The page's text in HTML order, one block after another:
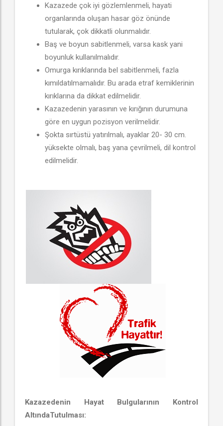
Kazazede çok iyi gözlemlenmeli, hayati
organlarında oluşan hasar göz önünde
tutularak, çok dikkatli olunmalıdır.
Baş ve boyun sabitlenmeli, varsa kask yani
boyunluk kullanılmalıdır.
Omurga kırıklarında bel sabitlenmeli, fazla
kımıldatılmamalıdır. Bu arada etraf kemiklerinin
kırıklarına da dikkat edilmelidir.
Kazazedenin yarasının ve kırığının durumuna
göre en uygun pozisyon verilmelidir.
Şokta sırtüstü yatırılmalı, ayaklar 20- 30 cm.
yüksekte olmalı, baş yana çevrilmeli, dil kontrol
edilmelidir.
Kazazedenin Hayat Bulgularının Kontrol
AltındaTutulması: